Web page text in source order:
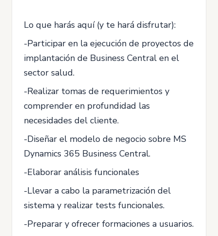
Lo que harás aquí (y te hará disfrutar):
-Participar en la ejecución de proyectos de
implantación de Business Central en el
sector salud.
-Realizar tomas de requerimientos y
comprender en profundidad las
necesidades del cliente.
-Diseñar el modelo de negocio sobre MS
Dynamics 365 Business Central.
-Elaborar análisis funcionales
-Llevar a cabo la parametrización del
sistema y realizar tests funcionales.
-Preparar y ofrecer formaciones a usuarios.